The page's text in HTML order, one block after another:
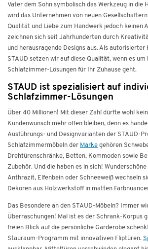
Vater dem Sohn symbolisch das Werkzeug in die
wird das Unternehmen von neuen
Qualität und Liebe zum Handwerk jedoch keinen
zeichnen sich seit Jahrhunderten durch
und herausragende Designs aus. Als autorisierter
STAUD setzen wir auf diese Qualität, wenn es
Schlafzimmer-Lösungen für Ihr Zuhause geht.
STAUD ist spezialisiert auf
Schlafzimmer-Lösungen
Über 40 Millionen! Mit dieser Zahl dürfte wohl
Kundenwunsch mehr offen bleiben, denn es
Ausführungs- und Designvarianten der STAUD-
Schlafzimmermöbeln der Marke gehören
Drehtürenschränke, Betten, Kommoden sowie
Zubehör. Und die haben es in sich!
Anthrazit, Elfenbein oder Schneeweiß wechseln
Dekoren aus Holzwerkstoff in matten
Das Besondere an den STAUD-Möbeln? Immer
Überraschungen! Mal ist es der Schrank-Korpus
freien Blick auf die persönliche Garderobe
Stauraum-Programm mit innovativen Fliptüren.